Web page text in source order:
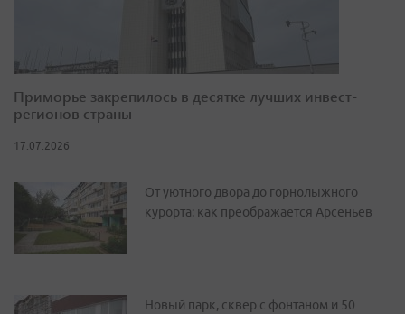
Приморье закрепилось в десятке лучших инвест-
регионов страны
17.07.2026
От уютного двора до горнолыжного
курорта: как преображается Арсеньев
Новый парк, сквер с фонтаном и 50